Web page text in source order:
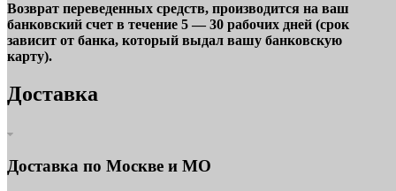
Возврат переведенных средств, производится на ваш
банковский счет в течение 5 — 30 рабочих дней (срок
зависит от банка, который выдал вашу банковскую
карту).
Доставка
Доставка по Москве и МО